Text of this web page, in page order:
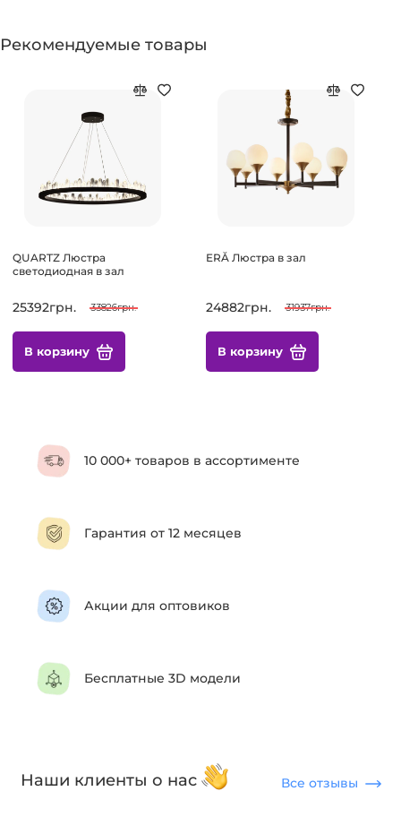
Рекомендуемые товары
QUARTZ Люстра
светодиодная в зал
25392грн. 33826грн.
В корзину
ERĂ Люстра в зал
24882грн. 31937грн.
В корзину
10 000+ товаров в ассортименте
Гарантия от 12 месяцев
Акции для оптовиков
Бесплатные 3D модели
Наши клиенты о нас Все отзывы